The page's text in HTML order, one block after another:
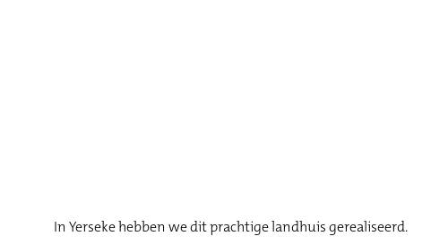
In Yerseke hebben we dit prachtige landhuis gerealiseerd.